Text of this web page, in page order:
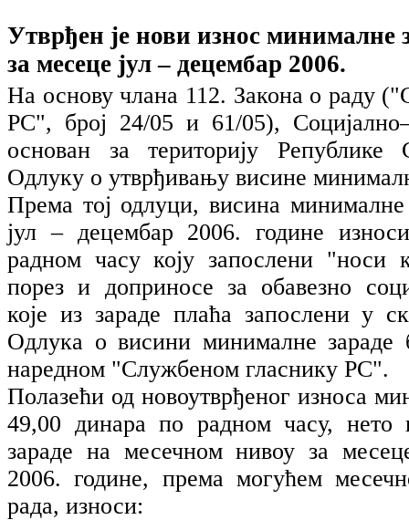
Утврђен је нови износ минималне
за месеце јул – децембар 2006.
На основу члана 112. Закона о раду
РС", број 24/05 и 61/05),
основан за територију Републике
Одлуку о утврђивању висине
Према тој одлуци, висина минималне
јул – децембар 2006. године
радном часу коју запослени "носи
порез и доприносе за обавезно
које из зараде плаћа запослени у
Одлука о висини минималне зараде
наредном "Службеном гласнику РС".
Полазећи од новоутврђеног износа
49,00 динара по радном часу, нето
зараде на месечном нивоу за
2006. године, према могућем
рада, износи: